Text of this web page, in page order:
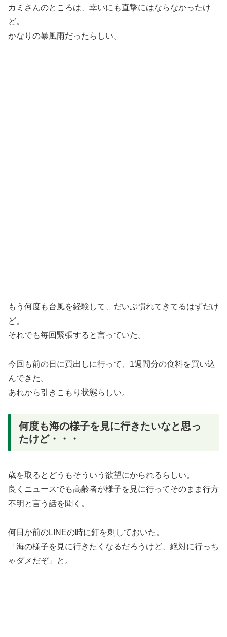
カミさんのところは、幸いにも直撃にはならなかったけ
ど。
かなりの暴風雨だったらしい。
もう何度も台風を経験して、だいぶ慣れてきてるはずだけ
ど。
それでも毎回緊張すると言っていた。
今回も前の日に買出しに行って、1週間分の食料を買い込
んできた。
あれから引きこもり状態らしい。
何度も海の様子を見に行きたいなと思っ
たけど・・・
歳を取るとどうもそういう欲望にかられるらしい。
良くニュースでも高齢者が様子を見に行ってそのまま行方
不明と言う話を聞く。
何日か前のLINEの時に釘を刺しておいた。
「海の様子を見に行きたくなるだろうけど、絶対に行っち
ゃダメだぞ」と。